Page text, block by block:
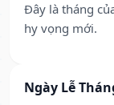
Đây là tháng
hy vọng mới.
Ngày Lễ